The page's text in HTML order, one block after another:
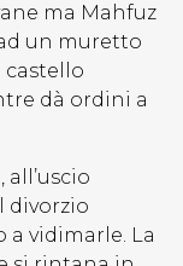
ma Mahfuz
un muretto
castello
dà ordini a
all’uscio
divorzio
a vidimarle. La